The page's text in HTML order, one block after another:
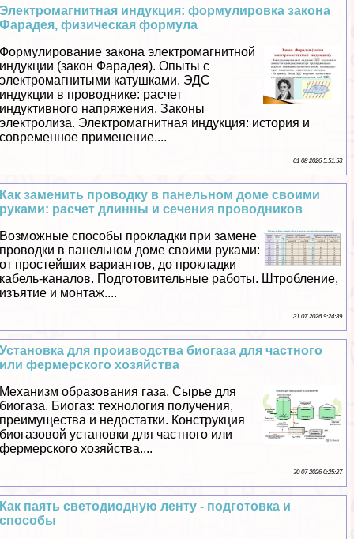
Электромагнитная индукция: формулировка закона
Фарадея, физическая формула
Формулирование закона электромагнитной
индукции (закон Фарадея). Опыты с
электромагнитыми катушками. ЭДС
индукции в проводнике: расчет
индуктивного напряжения. Законы
электролиза. Электромагнитная индукция: история и
современное применение....
01 08 2026 5:51:53
Как заменить проводку в панельном доме своими
руками: расчет длинны и сечения проводников
Возможные способы прокладки при замене
проводки в панельном доме своими руками:
от простейших вариантов, до прокладки
кабель-каналов. Подготовительные работы. Штробление,
изъятие и монтаж....
31 07 2026 9:24:39
Установка для производства биогаза для частного
или фермерского хозяйства
Механизм образования газа. Сырье для
биогаза. Биогаз: технология получения,
преимущества и недостатки. Конструкция
биогазовой установки для частного или
фермерского хозяйства....
30 07 2026 0:25:27
Как паять светодиодную ленту - подготовка и
способы